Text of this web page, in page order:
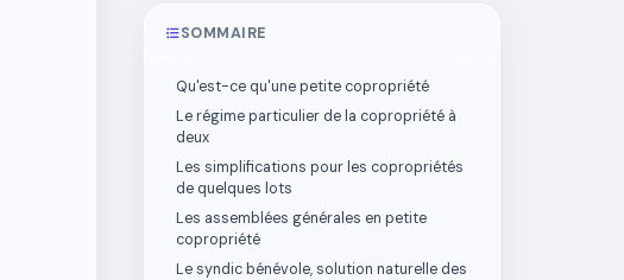
SOMMAIRE
Qu'est-ce qu'une petite copropriété
Le régime particulier de la copropriété à
deux
Les simplifications pour les copropriétés
de quelques lots
Les assemblées générales en petite
copropriété
Le syndic bénévole, solution naturelle des